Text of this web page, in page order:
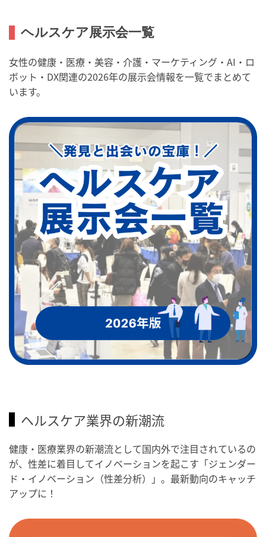
ヘルスケア展示会一覧
女性の健康・医療・美容・介護・マーケティング・AI・ロ
ボット・DX関連の2026年の展示会情報を一覧でまとめて
います。
ヘルスケア業界の新潮流
健康・医療業界の新潮流として国内外で注目されているの
が、性差に着目してイノベーションを起こす「ジェンダー
ド・イノベーション（性差分析）」。最新動向のキャッチ
アップに！